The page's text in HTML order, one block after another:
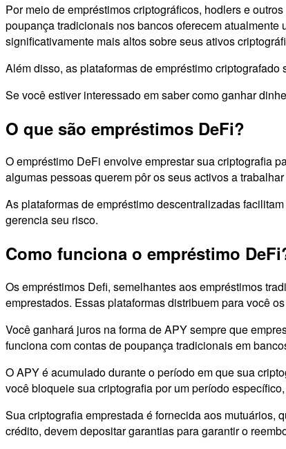
Por meio de empréstimos criptográficos, hodlers e
poupança tradicionais nos bancos oferecem
significativamente mais altos sobre seus ativos
Além disso, as plataformas de empréstimo
Se você estiver interessado em saber como ganhar
O que são empréstimos DeFi?
O empréstimo DeFi envolve emprestar sua criptografia
algumas pessoas querem pôr os seus activos a
As plataformas de empréstimo descentralizadas
gerencia seu risco.
Como funciona o empréstimo
Os empréstimos Defi, semelhantes aos empréstimos
emprestados. Essas plataformas distribuem para você
Você ganhará juros na forma de APY sempre que
funciona com contas de poupança tradicionais em
O APY é acumulado durante o período em que sua
você bloqueie sua criptografia por um período
Sua criptografia emprestada é fornecida aos mutuários,
crédito, devem depositar garantias para garantir o